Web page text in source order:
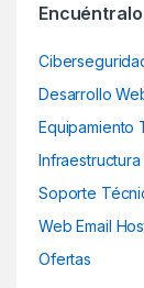
Desarrollo
Equipamiento
Infraestructura
Soporte
Web Email
Ofertas